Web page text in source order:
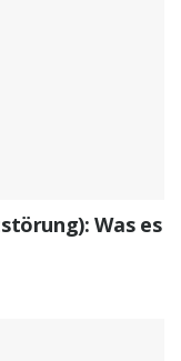
Was es